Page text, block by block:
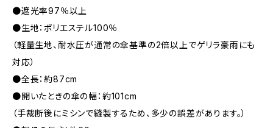
●遮光率97％以上
●生地：ポリエステル100％
（軽量生地、耐水圧が通常の傘基準の2倍以上でゲリラ豪雨にも
対応）
●全長：約87cm
●開いたときの傘の幅：約101cm
（手裁断後にミシンで縫製するため、多少の誤差があります。）